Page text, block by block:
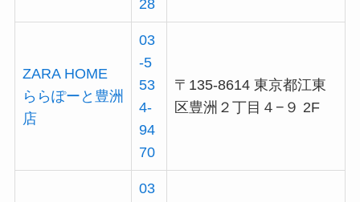
28
ZARA HOME
ららぽーと豊洲
店
03
-5
53
4-
94
70
〒135-8614 東京都江東
区豊洲２丁目４−９ 2F
03